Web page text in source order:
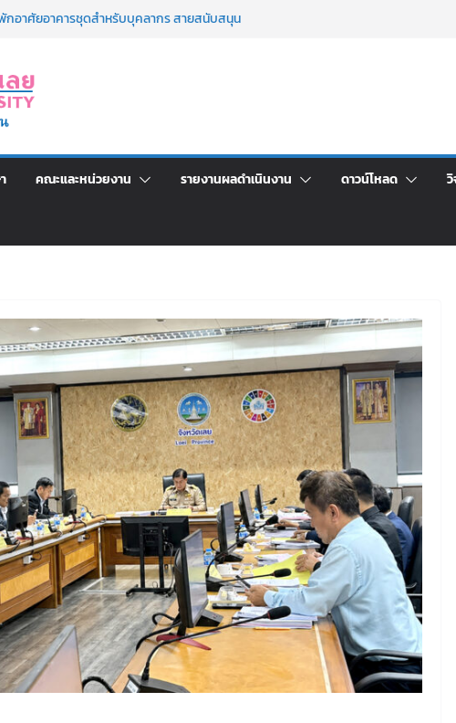
กอาศัยอาคารชุดสำหรับบุคลากร สายสนับสนุน
สนอราคา จ้างทำปกปริญญาบัตร จำนวน ๑,๙๗๒ ชุด
กรรมจิตอาสาบำเพ็ญสาธารณประโยชน์ และบำเพ็ญ
ลย ด้วยเงินนอกงบประมาณ ประเภทเงินรายได้
คณะและหน่วยงาน รายงานผลดำเนินงาน ดาวน์โหลด